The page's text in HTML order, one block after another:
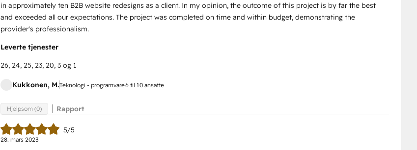
in approximately ten B2B website redesigns as a client. In my opinion, the outcome of this project is by far the best
and exceeded all our expectations. The project was completed on time and within budget, demonstrating the
provider's professionalism.
Leverte tjenester
26, 24, 25, 23, 20, 3 og 1
Kukkonen, M.Teknologi - programvare6 til 10 ansatte
Hjelpsom (0) Rapport
5/5
28. mars 2023